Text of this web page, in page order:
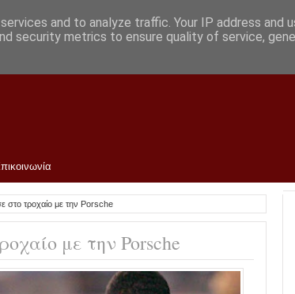
στο τροχαίο με την Porsche
με την Porsche
and to analyze traffic. Your IP address and
security metrics to ensure quality of service,